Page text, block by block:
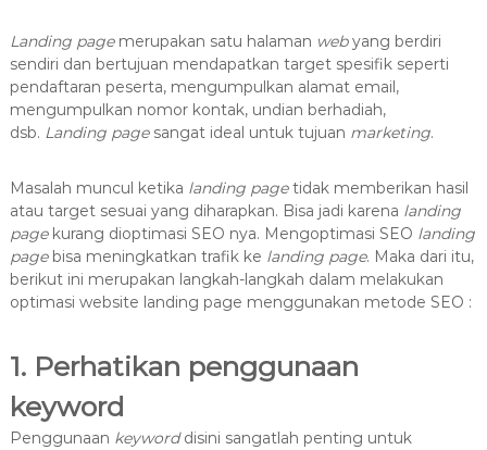
Landing pagemerupakan satu halaman webyang berdiri
sendiri dan bertujuan mendapatkan target spesifik seperti
pendaftaran peserta, mengumpulkan alamat email,
mengumpulkan nomor kontak, undian berhadiah,
dsb. Landing pagesangat ideal untuk tujuan marketing.
Masalah muncul ketika landing pagetidak memberikan hasil
atau target sesuai yang diharapkan. Bisa jadi karena landing
pagekurang dioptimasi SEO nya. Mengoptimasi SEO landing
pagebisa meningkatkan trafik ke landing page. Maka dari itu,
berikut ini merupakan langkah-langkah dalam melakukan
optimasi website landing page menggunakan metode SEO :
1. Perhatikan penggunaan
keyword
Penggunaan keyworddisini sangatlah penting untuk